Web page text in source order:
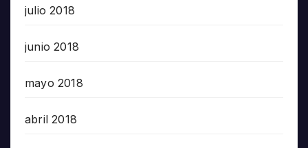
julio 2018
junio 2018
mayo 2018
abril 2018